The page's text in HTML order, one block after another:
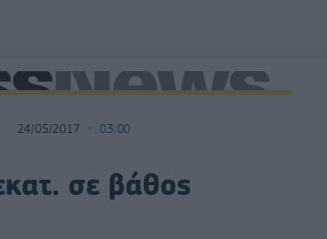
24/05/2017 03:00
σε βάθος